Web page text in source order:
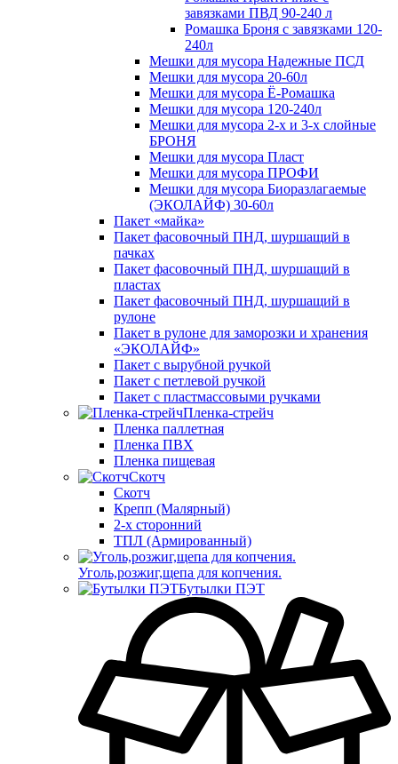
завязками ПВД 90-240 л
Ромашка Броня с завязками 120-
240л
Мешки для мусора Надежные ПСД
Мешки для мусора 20-60л
Мешки для мусора Ё-Ромашка
Мешки для мусора 120-240л
Мешки для мусора 2-х и 3-х слойные
БРОНЯ
Мешки для мусора Пласт
Мешки для мусора ПРОФИ
Мешки для мусора Биоразлагаемые
(ЭКОЛАЙФ) 30-60л
Пакет «майка»
Пакет фасовочный ПНД, шуршащий в
пачках
Пакет фасовочный ПНД, шуршащий в
пластах
Пакет фасовочный ПНД, шуршащий в
рулоне
Пакет в рулоне для заморозки и хранения
«ЭКОЛАЙФ»
Пакет с вырубной ручкой
Пакет с петлевой ручкой
Пакет с пластмассовыми ручками
Пленка-стрейч
Пленка паллетная
Пленка ПВХ
Пленка пищевая
Скотч
Скотч
Крепп (Малярный)
2-х сторонний
ТПЛ (Армированный)
Уголь,розжиг,щепа для копчения.
Бутылки ПЭТ